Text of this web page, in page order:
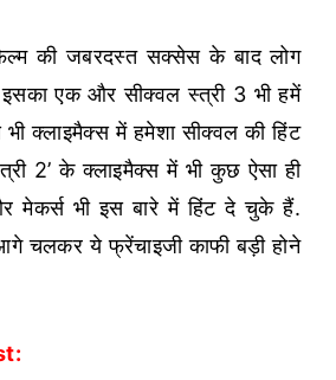
की जबरदस्त सक्सेस के बाद लोग
एक और सीक्वल स्त्री 3 भी हमें
क्लाइमैक्स में हमेशा सीक्वल की हिंट
2’ के क्लाइमैक्स में भी कुछ ऐसा ही
मेकर्स भी इस बारे में हिंट दे चुके हैं.
चलकर ये फ्रेंचाइजी काफी बड़ी होने